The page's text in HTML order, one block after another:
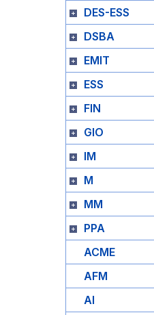
DES-ESS
DSBA
EMIT
ESS
FIN
GIO
IM
M
MM
PPA
ACME
AFM
AI